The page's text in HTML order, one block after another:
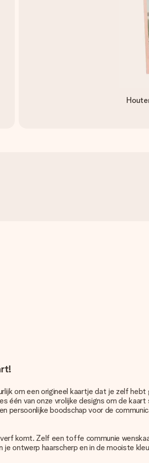
om een origineel kaartje dat je zelf
één van onze vrolijke designs om de
boodschap voor de
komt. Zelf een toffe communie
haarscherp en in de mooiste